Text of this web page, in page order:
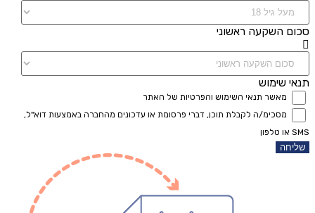
סכום השקעה ראשוני
תנאי שימוש
מאשר תנאי השימוש והפרטיות של האתר
מסכימ/ה לקבלת תוכן, דברי פרסומת או עדכונים מהחברה באמצעות דוא"ל,
SMS או טלפון
שליחה